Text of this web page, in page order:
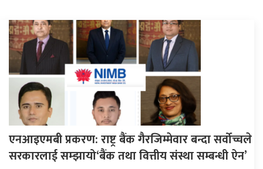
एनआइएमबी प्रकरण: राष्ट्र बैंक गैरजिम्मेवार बन्दा सर्वोच्चले
सरकारलाई सम्झायो‘बैंक तथा वित्तीय संस्था सम्बन्धी ऐन’